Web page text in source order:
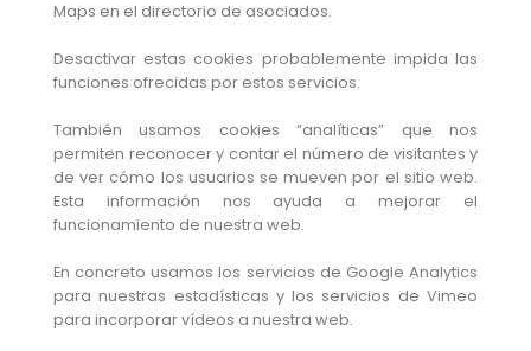
Maps en el directorio de asociados.
Desactivar estas cookies probablemente impida las
funciones ofrecidas por estos servicios.
También usamos cookies “analíticas” que nos
permiten reconocer y contar el número de visitantes y
de ver cómo los usuarios se mueven por el sitio web.
Esta información nos ayuda a mejorar el
funcionamiento de nuestra web.
En concreto usamos los servicios de Google Analytics
para nuestras estadísticas y los servicios de Vimeo
para incorporar vídeos a nuestra web.